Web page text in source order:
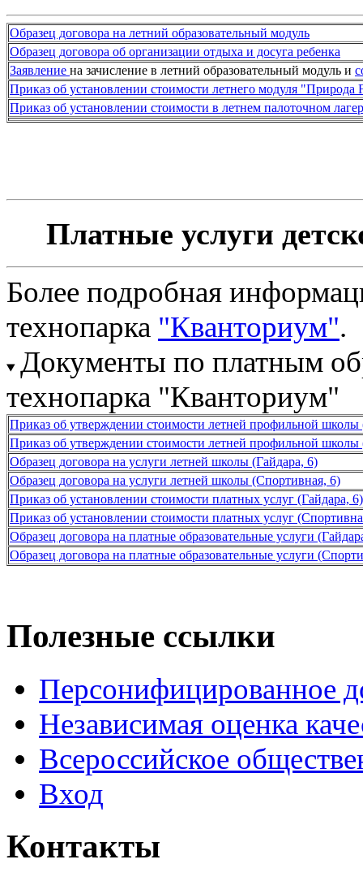
Образец договора на летний образовательный модуль
Образец договора об организации отдыха и досуга ребенка
Заявление на зачисление в летний образовательный модуль и
Приказ об установлении стоимости летнего модуля "Природа
Приказ об установлении стоимости в летнем палоточном
Платные услуги
Более подробная
технопарка "Кванториум".
Документы по платным
технопарка "Кванториум"
Приказ об утверждении стоимости летней профильной школы
Приказ об утверждении стоимости летней профильной школы
Образец договора на услуги летней школы (Гайдара, 6)
Образец договора на услуги летней школы (Спортивная, 6)
Приказ об установлении стоимости платных услуг (Гайдара, 6)
Приказ об установлении стоимости платных услуг
Образец договора на платные образовательные услуги
Образец договора на платные образовательные услуги
Полезные ссылки
Персонифицированное
Независимая оценка
Всероссийское
Вход
Контакты